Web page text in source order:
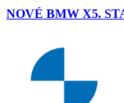
NOVÉ BMW X5.